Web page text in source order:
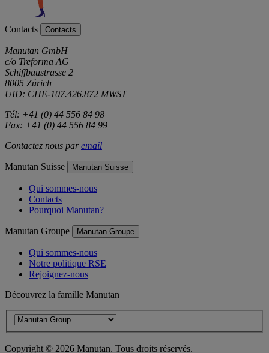
Contacts Contacts
Manutan GmbH
c/o Treforma AG
Schiffbaustrasse 2
8005 Zürich
UID: CHE-107.426.872 MWST
Tél: +41 (0) 44 556 84 98
Fax: +41 (0) 44 556 84 99
Contactez nous paremail
Manutan Suisse Manutan Suisse
Qui sommes-nous
Contacts
Pourquoi Manutan?
Manutan Groupe Manutan Groupe
Qui sommes-nous
Notre politique RSE
Rejoignez-nous
Découvrez la famille Manutan
Copyright © 2026 Manutan. Tous droits réservés.